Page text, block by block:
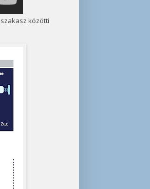
közötti